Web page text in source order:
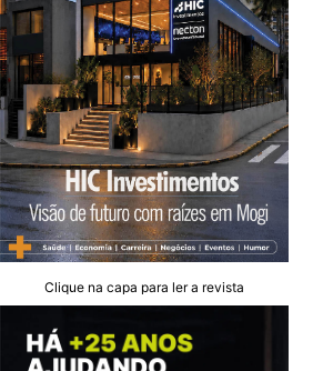
Clique na capa para ler a revista